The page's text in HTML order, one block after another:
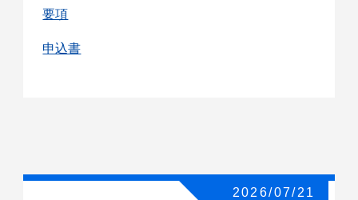
要項
申込書
2026/07/21